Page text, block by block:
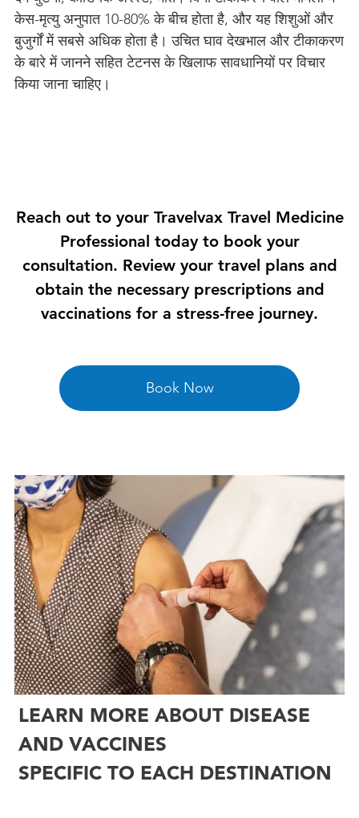
केस-मृत्यु अनुपात 10-80% के बीच होता है, और यह शिशुओं और
बुजुर्गों में सबसे अधिक होता है। उचित घाव देखभाल और टीकाकरण
के बारे में जानने सहित टेटनस के खिलाफ सावधानियों पर विचार
किया जाना चाहिए।
Reach out to your Travelvax Travel Medicine
Professional today to book your
consultation. Review your travel plans and
obtain the necessary prescriptions and
vaccinations for a stress-free journey.
Book Now
LEARN MORE ABOUT DISEASE
AND VACCINES
SPECIFIC TO EACH DESTINATION